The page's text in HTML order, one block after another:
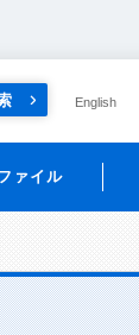
English
ァイル